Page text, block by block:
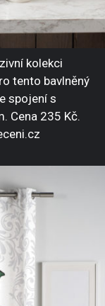
kolekci
tento bavlněný
spojení s
Cena 235 Kč.